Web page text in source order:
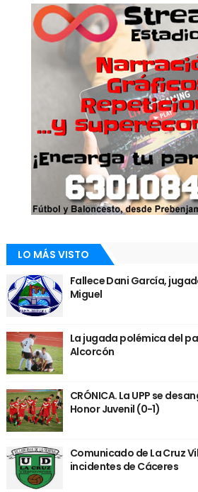
LO MÁS VISTO
Fallece Dani García,
Miguel
La jugada polémica del
Alcorcón
CRÓNICA. La UPP se
Honor Juvenil (0-1)
Comunicado de La Cruz
incidentes de Cáceres